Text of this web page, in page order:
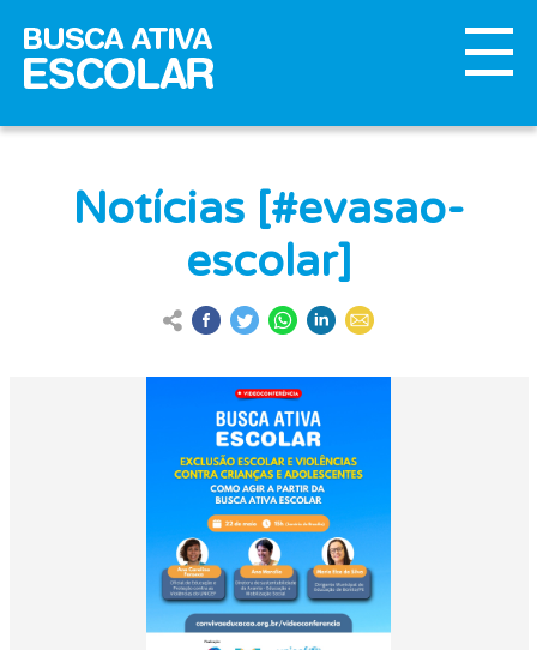
Notícias [#evasao-
escolar]